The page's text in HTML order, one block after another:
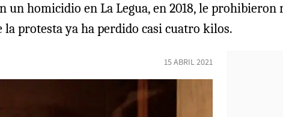
homicidio en La Legua, en 2018, le prohibieron
protesta ya ha perdido casi cuatro kilos.
15 ABRIL 2021